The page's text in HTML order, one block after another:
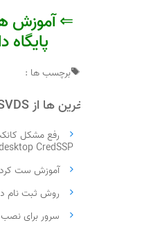
⇐ آموزش
برچسب ها :
آخرین ها از PARSVDS
رفع مشکل
CredSSP
آموزش ست
روش ثبت نام
سرور برای نصب